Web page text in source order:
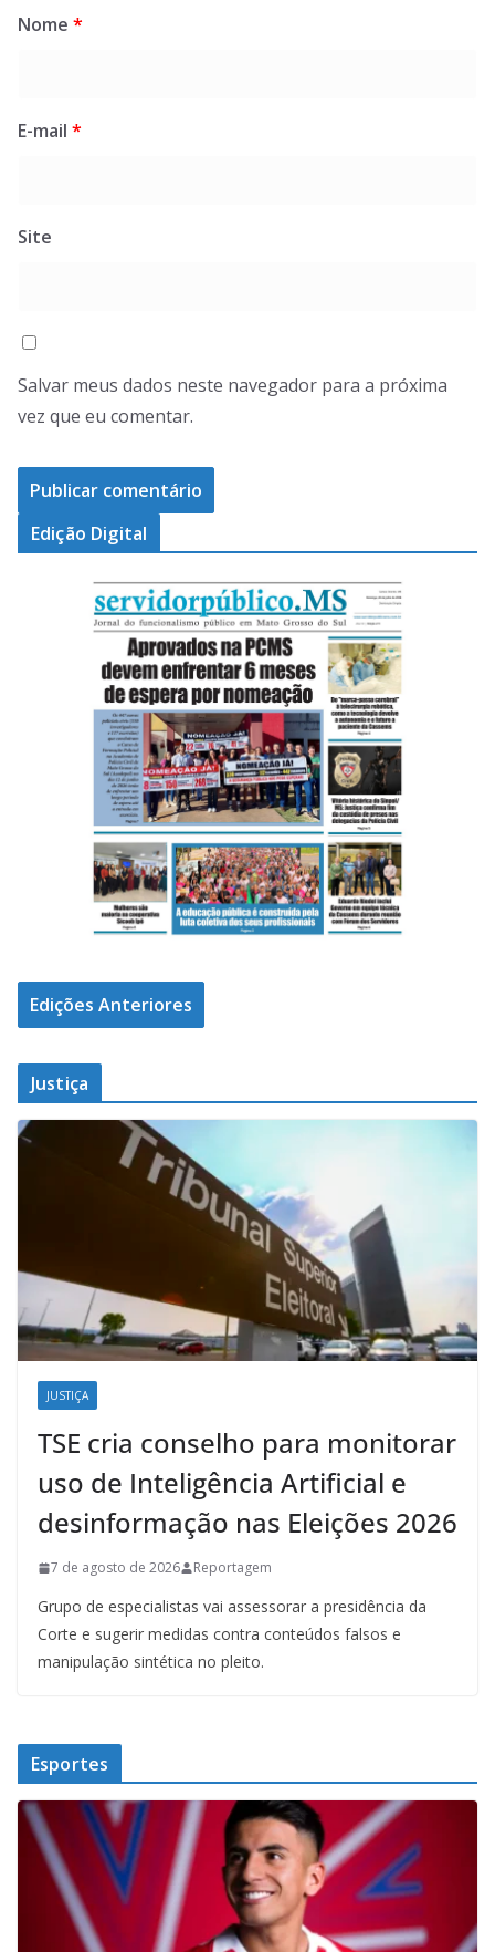
Nome *
E-mail *
Site
Salvar meus dados neste navegador para a próxima
vez que eu comentar.
Edição Digital
Edições Anteriores
Justiça
JUSTIÇA
TSE cria conselho para monitorar
uso de Inteligência Artificial e
desinformação nas Eleições 2026
7 de agosto de 2026 Reportagem
Grupo de especialistas vai assessorar a presidência da
Corte e sugerir medidas contra conteúdos falsos e
manipulação sintética no pleito.
Esportes